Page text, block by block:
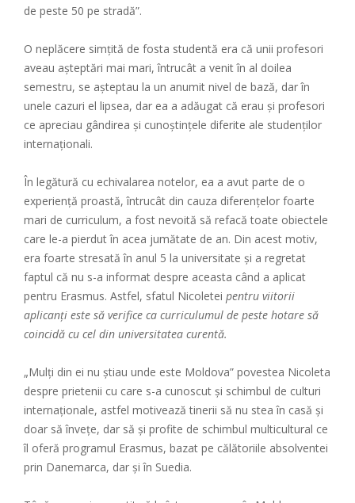
de peste 50 pe stradă”.
O neplăcere simțită de fosta studentă era că unii profesori
aveau așteptări mai mari, întrucât a venit în al doilea
semestru, se așteptau la un anumit nivel de bază, dar în
unele cazuri el lipsea, dar ea a adăugat că erau și profesori
ce apreciau gândirea și cunoștințele diferite ale studenților
internaționali.
În legătură cu echivalarea notelor, ea a avut parte de o
experiență proastă, întrucât din cauza diferențelor foarte
mari de curriculum, a fost nevoită să refacă toate obiectele
care le-a pierdut în acea jumătate de an. Din acest motiv,
era foarte stresată în anul 5 la universitate și a regretat
faptul că nu s-a informat despre aceasta când a aplicat
pentru Erasmus. Astfel, sfatul Nicoletei pentru viitorii
aplicanți este să verifice ca curriculumul de peste hotare să
coincidă cu cel din universitatea curentă.
„Mulți din ei nu știau unde este Moldova” povestea Nicoleta
despre prietenii cu care s-a cunoscut și schimbul de culturi
internaționale, astfel motivează tinerii să nu stea în casă și
doar să învețe, dar să și profite de schimbul multicultural ce
îl oferă programul Erasmus, bazat pe călătoriile absolventei
prin Danemarca, dar și în Suedia.